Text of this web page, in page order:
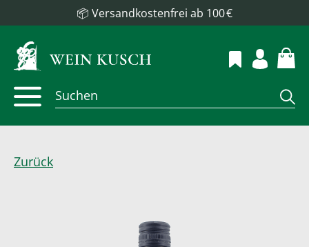
📦 Versandkostenfrei ab 100 €
Zurück